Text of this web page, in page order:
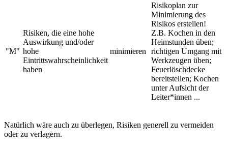
"M"
Risiken, die eine hohe
Auswirkung und/oder
hohe
Eintrittswahrscheinlichkeit
haben
minimieren
Risikoplan zur
Minimierung des
Risikos erstellen!
Z.B. Kochen in den
Heimstunden üben;
richtigen Umgang mit
Werkzeugen üben;
Feuerlöschdecke
bereitstellen; Kochen
unter Aufsicht der
Leiter*innen ...
Natürlich wäre auch zu überlegen, Risiken generell zu vermeiden
oder zu verlagern.